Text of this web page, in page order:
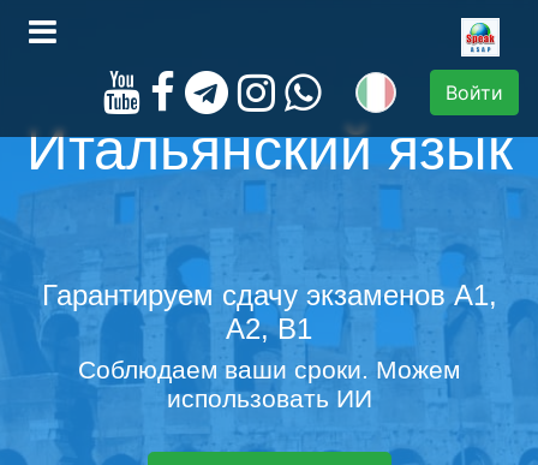
Войти
Итальянский язык
Гарантируем сдачу экзаменов A1,
A2, B1
Соблюдаем ваши сроки. Можем
использовать ИИ